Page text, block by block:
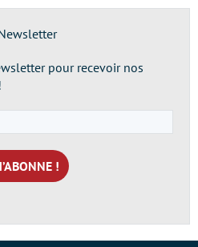
pour recevoir nos
e-
mail
*